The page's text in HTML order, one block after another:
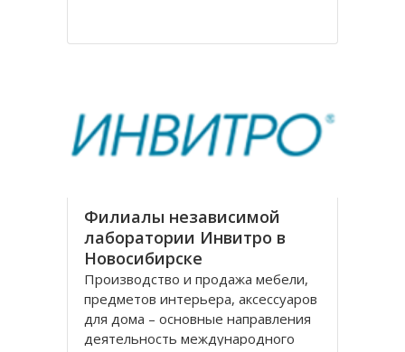
августе 1920 года, тогда
Филиалы независимой
лаборатории Инвитро в
Новосибирске
Производство и продажа мебели,
предметов интерьера, аксессуаров
для дома – основные направления
деятельность международного